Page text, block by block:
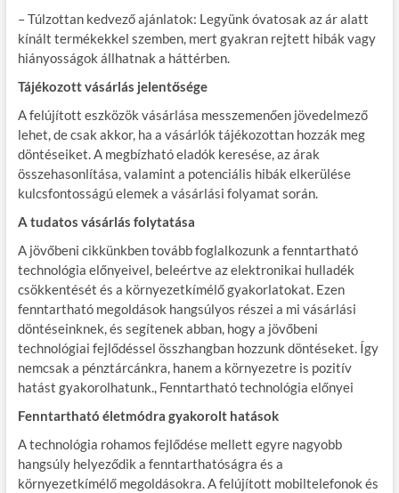
– Túlzottan kedvező ajánlatok: Legyünk óvatosak az ár alatt
kínált termékekkel szemben, mert gyakran rejtett hibák vagy
hiányosságok állhatnak a háttérben.
Tájékozott vásárlás jelentősége
A felújított eszközök vásárlása messzemenően jövedelmező
lehet, de csak akkor, ha a vásárlók tájékozottan hozzák meg
döntéseiket. A megbízható eladók keresése, az árak
összehasonlítása, valamint a potenciális hibák elkerülése
kulcsfontosságú elemek a vásárlási folyamat során.
A tudatos vásárlás folytatása
A jövőbeni cikkünkben tovább foglalkozunk a fenntartható
technológia előnyeivel, beleértve az elektronikai hulladék
csökkentését és a környezetkímélő gyakorlatokat. Ezen
fenntartható megoldások hangsúlyos részei a mi vásárlási
döntéseinknek, és segítenek abban, hogy a jövőbeni
technológiai fejlődéssel összhangban hozzunk döntéseket. Így
nemcsak a pénztárcánkra, hanem a környezetre is pozitív
hatást gyakorolhatunk., Fenntartható technológia előnyei
Fenntartható életmódra gyakorolt hatások
A technológia rohamos fejlődése mellett egyre nagyobb
hangsúly helyeződik a fenntarthatóságra és a
környezetkímélő megoldásokra. A felújított mobiltelefonok és